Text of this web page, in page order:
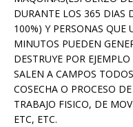
DURANTE LOS 365 DIAS
100%) Y PERSONAS QUE
MINUTOS PUEDEN
DESTRUYE POR
SALEN A CAMPOS
COSECHA O PROCESO
TRABAJO FISICO, DE
ETC, ETC.